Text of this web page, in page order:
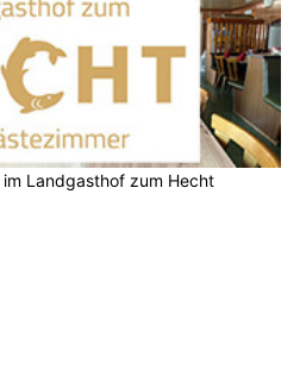
Landgasthof zum Hecht